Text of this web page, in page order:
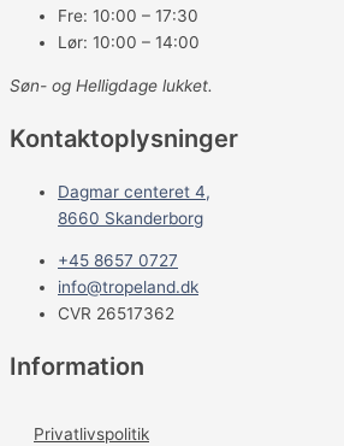
Fre: 10:00 – 17:30
Lør: 10:00 – 14:00
Søn- og Helligdage lukket.
Kontaktoplysninger
Dagmar centeret 4,
8660 Skanderborg
+45 8657 0727
info@tropeland.dk
CVR 26517362
Information
Privatlivspolitik